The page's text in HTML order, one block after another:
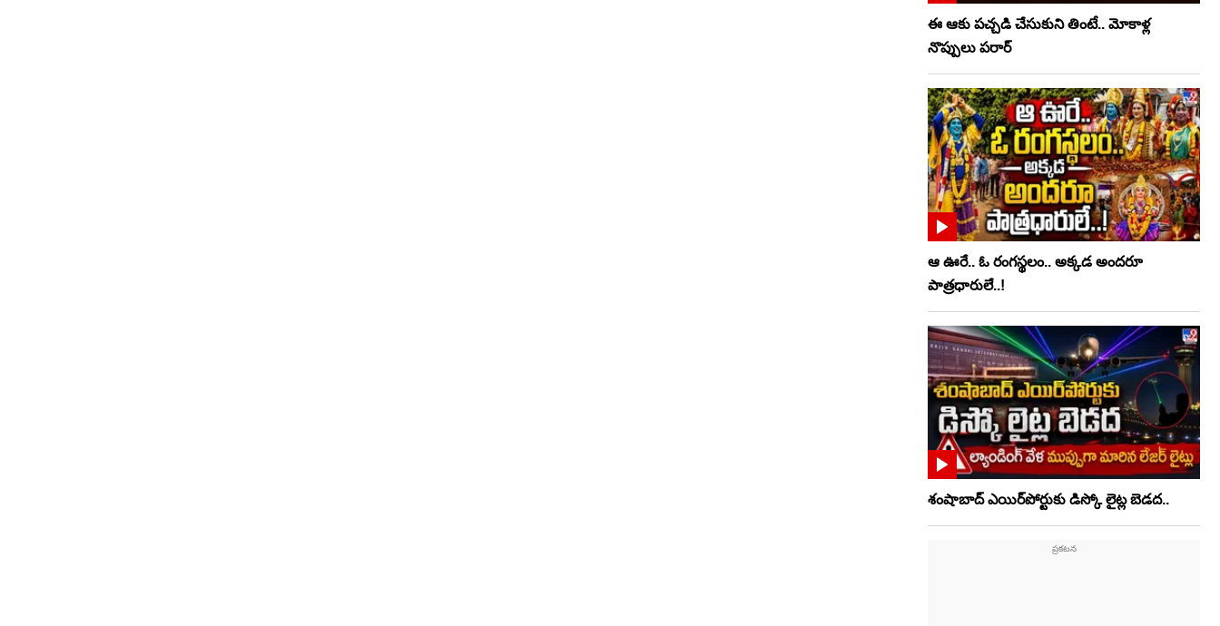
ఈ ఆకు పచ్చడి చేసుకుని తింటే.. మోకాళ్ల
నొప్పులు పరార్‌
ఆ ఊరే.. ఓ రంగస్థలం.. అక్కడ అందరూ
పాత్రధారులే..!
శంషాబాద్ ఎయిర్‌పోర్టుకు డిస్కో లైట్ల బెడద..